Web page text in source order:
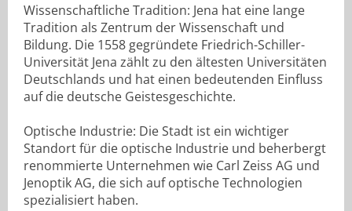
Wissenschaftliche Tradition: Jena hat eine lange
Tradition als Zentrum der Wissenschaft und
Bildung. Die 1558 gegründete Friedrich-Schiller-
Universität Jena zählt zu den ältesten Universitäten
Deutschlands und hat einen bedeutenden Einfluss
auf die deutsche Geistesgeschichte.
Optische Industrie: Die Stadt ist ein wichtiger
Standort für die optische Industrie und beherbergt
renommierte Unternehmen wie Carl Zeiss AG und
Jenoptik AG, die sich auf optische Technologien
spezialisiert haben.